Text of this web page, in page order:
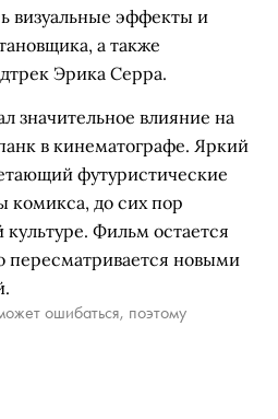
визуальные эффекты и
а также
Эрика Серра.
значительное влияние на
в кинематографе. Яркий
футуристические
комикса, до сих пор
Фильм остается
пересматривается новыми
ошибаться, поэтому